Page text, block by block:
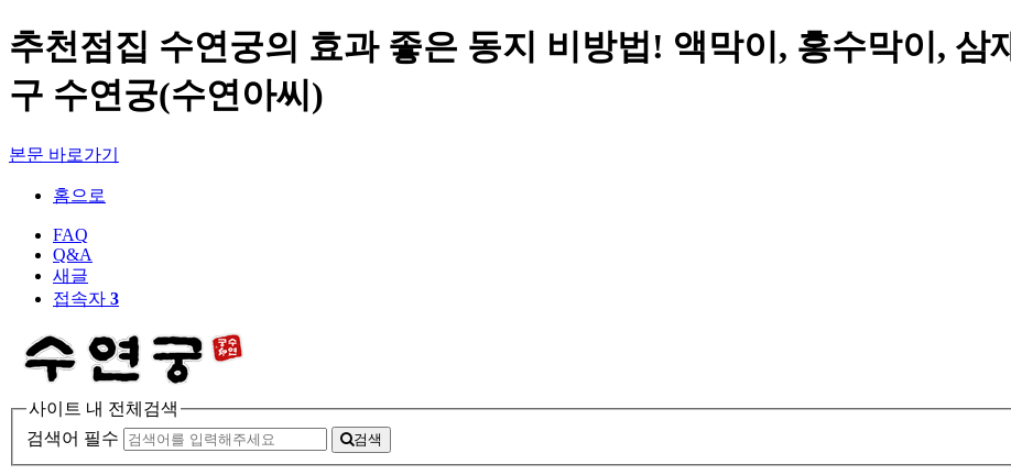
추천점집 수연궁의 효과 좋은 동지 비방법! 액막이, 홍수막이, 삼
구 수연궁(수연아씨)
본문 바로가기
홈으로
FAQ
Q&A
새글
접속자 3
사이트 내 전체검색
검색어 필수
검색